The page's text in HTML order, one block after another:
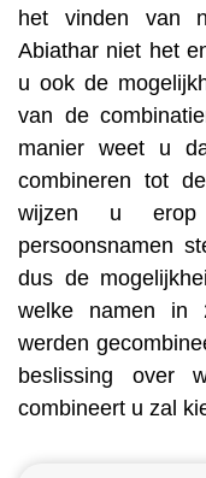
het vinden van
Abiathar niet het
u ook de
van de
manier weet u
combineren tot
wijzen u
persoonsnamen
dus de
welke namen in
werden
beslissing over
combineert u zal